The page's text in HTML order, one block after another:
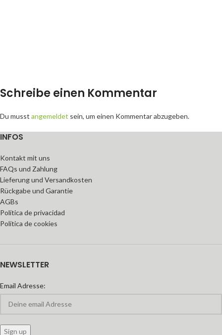
Schreibe einen Kommentar
Du musst angemeldet sein, um einen Kommentar abzugeben.
INFOS
Kontakt mit uns
FAQs und Zahlung
Lieferung und Versandkosten
Rückgabe und Garantie
AGBs
Política de privacidad
Política de cookies
NEWSLETTER
Email Adresse: